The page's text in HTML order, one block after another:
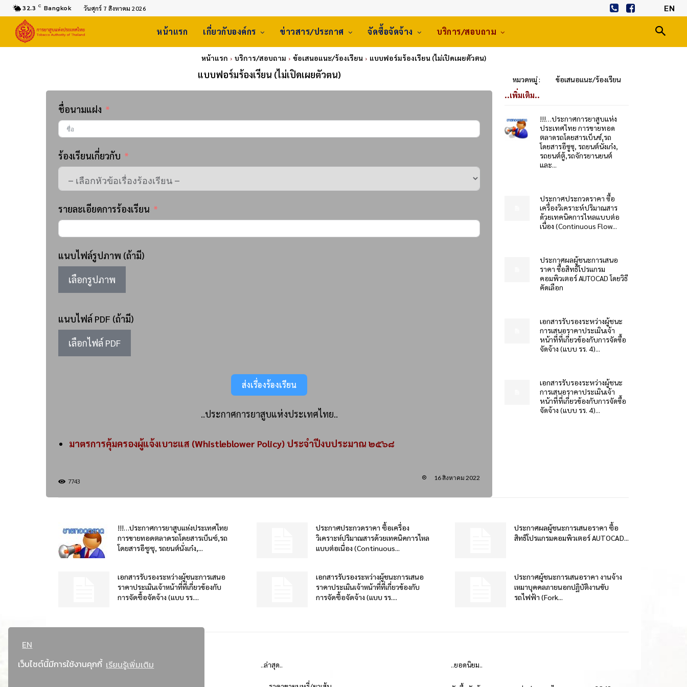
EN
เว็บไซต์นี้มีการใช้งานคุกกี้ เรียนรู้เพิ่มเติม
32.3 C Bangkok วันศุกร์ 7 สิงหาคม 2026 EN
หน้าแรก เกี่ยวกับองค์กร ข่าวสาร/ประกาศ จัดซื้อจัดจ้าง บริการ/สอบถาม
หน้าแรก บริการ/สอบถาม ข้อเสนอแนะ/ร้องเรียน แบบฟอร์มร้องเรียน (ไม่เปิดเผยตัวตน)
แบบฟอร์มร้องเรียน (ไม่เปิดเผยตัวตน) หมวดหมู่ : ข้อเสนอแนะ/ร้องเรียน
ชื่อนามแฝง
ร้องเรียนเกี่ยวกับ
รายละเอียดการร้องเรียน
แนบไฟล์รูปภาพ (ถ้ามี)
เลือกรูปภาพ
แนบไฟล์ PDF (ถ้ามี)
เลือกไฟล์ PDF
ส่งเรื่องร้องเรียน
..ประกาศการยาสูบแห่งประเทศไทย..
มาตรการคุ้มครองผู้แจ้งเบาะแส (Whistleblower Policy) ประจำปีงบประมาณ ๒๕๖๘
7743 16 สิงหาคม 2022
..เพิ่มเติม..
!!!…ประกาศการยาสูบแห่ง
ประเทศไทย การขายทอด
ตลาดรถโดยสารเบ็นซ์,รถ
โดยสารอีซูซุ, รถยนต์นั่งเก๋ง,
รถยนต์ตู้,รถจักรยานยนต์
และ...
ประกาศประกวดราคา ซื้อ
เครื่องวิเคราะห์ปริมาณสาร
ด้วยเทคนิคการไหลแบบต่อ
เนื่อง (Continuous Flow...
ประกาศผลผู้ชนะการเสนอ
ราคา ซื้อสิทธิโปรแกรม
คอมพิวเตอร์ AUTOCAD โดยวิธี
คัดเลือก
เอกสารรับรองระหว่างผู้ชนะ
การเสนอราคาประเมินเจ้า
หน้าที่ที่เกี่ยวข้องกับการจัดซื้อ
จัดจ้าง (แบบ รร. 4)...
เอกสารรับรองระหว่างผู้ชนะ
การเสนอราคาประเมินเจ้า
หน้าที่ที่เกี่ยวข้องกับการจัดซื้อ
จัดจ้าง (แบบ รร. 4)...
!!!…ประกาศการยาสูบแห่งประเทศไทย
การขายทอดตลาดรถโดยสารเบ็นซ์,รถ
โดยสารอีซูซุ, รถยนต์นั่งเก๋ง,...
ประกาศประกวดราคา ซื้อเครื่อง
วิเคราะห์ปริมาณสารด้วยเทคนิคการไหล
แบบต่อเนื่อง (Continuous...
ประกาศผลผู้ชนะการเสนอราคา ซื้อ
สิทธิโปรแกรมคอมพิวเตอร์ AUTOCAD...
เอกสารรับรองระหว่างผู้ชนะการเสนอ
ราคาประเมินเจ้าหน้าที่ที่เกี่ยวข้องกับ
การจัดซื้อจัดจ้าง (แบบ รร....
เอกสารรับรองระหว่างผู้ชนะการเสนอ
ราคาประเมินเจ้าหน้าที่ที่เกี่ยวข้องกับ
การจัดซื้อจัดจ้าง (แบบ รร....
ประกาศผู้ชนะการเสนอราคา งานจ้าง
เหมาบุคคลภายนอกปฏิบัติงานขับ
รถไฟฟ้า (Fork...
..ล่าสุด.. ..ยอดนิยม..